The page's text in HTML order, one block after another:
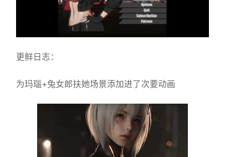
更鲜日志：
为玛瑙+兔女郎扶她场景添加进了次要动画